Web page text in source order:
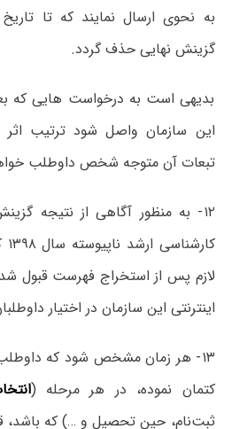
به نحوی ارسال نمایند که تا
گزینش نهایی حذف گردد.
بدیهی است به درخواست هایی که
این سازمان واصل شود ترتیب
تبعات آن متوجه شخص داوطلب
۱۲- به منظور آگاهی از نتیجه
لازم پس از استخراج فهرست قبول
اینترنتی این سازمان در اختیار
۱۳- هر زمان مشخص شود که
کتمان نموده، در هر مرحله (
ثبت‌نام، حین تحصیل و …) که باشد،